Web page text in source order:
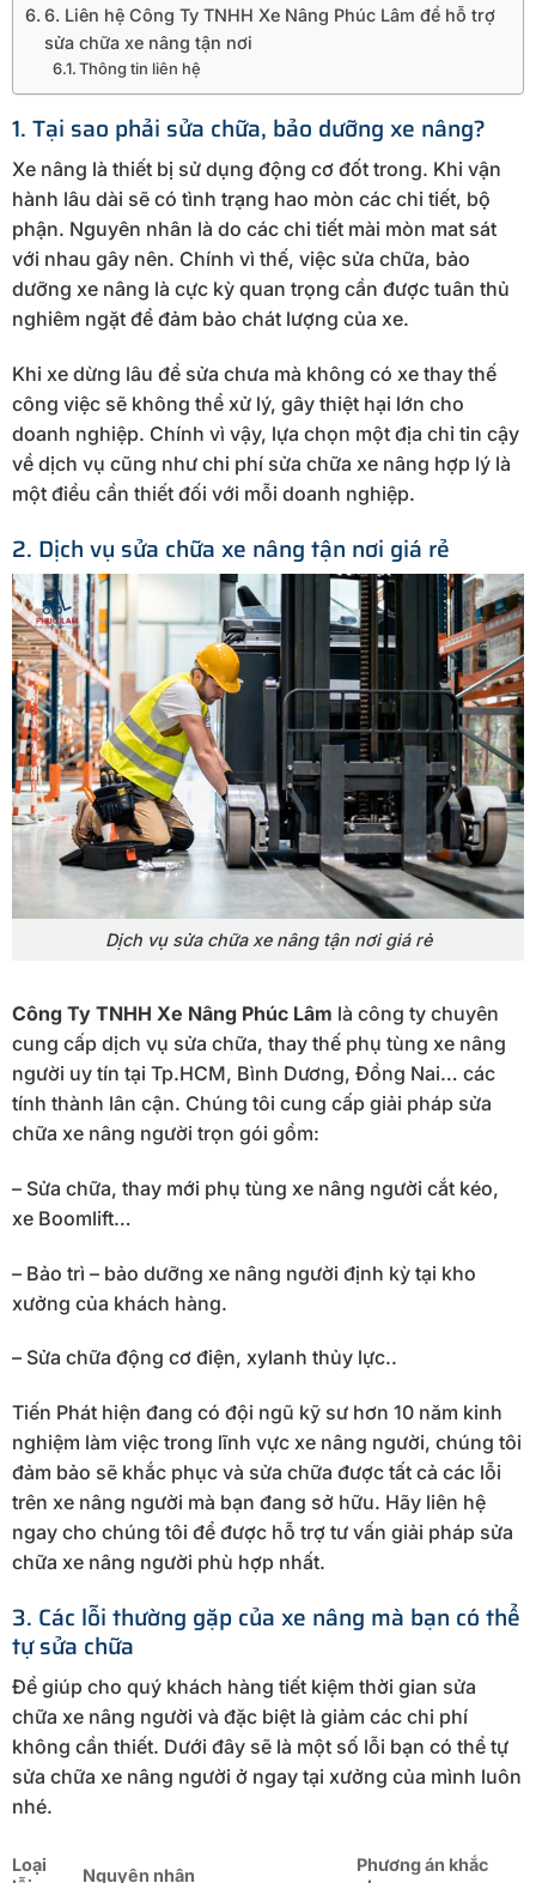
6. Liên hệ Công Ty TNHH Xe Nâng Phúc Lâm để hỗ trợ
sửa chữa xe nâng tận nơi
Thông tin liên hệ
1. Tại sao phải sửa chữa, bảo dưỡng xe nâng?
Xe nâng là thiết bị sử dụng động cơ đốt trong. Khi vận
hành lâu dài sẽ có tình trạng hao mòn các chi tiết, bộ
phận. Nguyên nhân là do các chi tiết mài mòn mat sát
với nhau gây nên. Chính vì thế, việc sửa chữa, bảo
dưỡng xe nâng là cực kỳ quan trọng cần được tuân thủ
nghiêm ngặt để đảm bảo chát lượng của xe.
Khi xe dừng lâu để sửa chưa mà không có xe thay thế
công việc sẽ không thể xử lý, gây thiệt hại lớn cho
doanh nghiệp. Chính vì vậy, lựa chọn một địa chỉ tin cậy
về dịch vụ cũng như chi phí sửa chữa xe nâng hợp lý là
một điều cần thiết đối với mỗi doanh nghiệp.
2. Dịch vụ sửa chữa xe nâng tận nơi giá rẻ
Dịch vụ sửa chữa xe nâng tận nơi giá rẻ
Công Ty TNHH Xe Nâng Phúc Lâm là công ty chuyên
cung cấp dịch vụ sửa chữa, thay thế phụ tùng xe nâng
người uy tín tại Tp.HCM, Bình Dương, Đồng Nai… các
tính thành lân cận. Chúng tôi cung cấp giải pháp sửa
chữa xe nâng người trọn gói gồm:
– Sửa chữa, thay mới phụ tùng xe nâng người cắt kéo,
xe Boomlift…
– Bảo trì – bảo dưỡng xe nâng người định kỳ tại kho
xưởng của khách hàng.
– Sửa chữa động cơ điện, xylanh thủy lực..
Tiến Phát hiện đang có đội ngũ kỹ sư hơn 10 năm kinh
nghiệm làm việc trong lĩnh vực xe nâng người, chúng tôi
đảm bảo sẽ khắc phục và sửa chữa được tất cả các lỗi
trên xe nâng người mà bạn đang sở hữu. Hãy liên hệ
ngay cho chúng tôi để được hỗ trợ tư vấn giải pháp sửa
chữa xe nâng người phù hợp nhất.
3. Các lỗi thường gặp của xe nâng mà bạn có thể
tự sửa chữa
Để giúp cho quý khách hàng tiết kiệm thời gian sửa
chữa xe nâng người và đặc biệt là giảm các chi phí
không cần thiết. Dưới đây sẽ là một số lỗi bạn có thể tự
sửa chữa xe nâng người ở ngay tại xưởng của mình luôn
nhé.
Loại
Nguyên nhân
Phương án khắc